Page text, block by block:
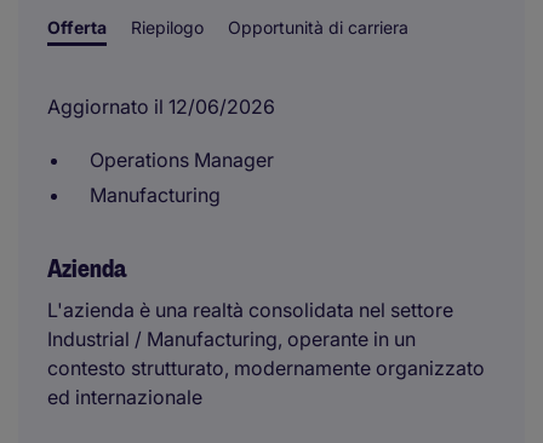
Offerta Riepilogo Opportunità di carriera
Aggiornato il 12/06/2026
Operations Manager
Manufacturing
Azienda
L'azienda è una realtà consolidata nel settore
Industrial / Manufacturing, operante in un
contesto strutturato, modernamente organizzato
ed internazionale